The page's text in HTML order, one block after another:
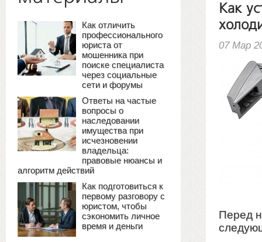
Как отличить
профессионального
юриста от
мошенника при
поиске специалиста
через социальные
сети и форумы
Ответы на частые
вопросы о
наследовании
имущества при
исчезновении
владельца:
правовые нюансы и
алгоритм действий
Как подготовиться к
первому разговору с
юристом, чтобы
сэкономить личное
время и деньги
Как
07 Мар
Перед